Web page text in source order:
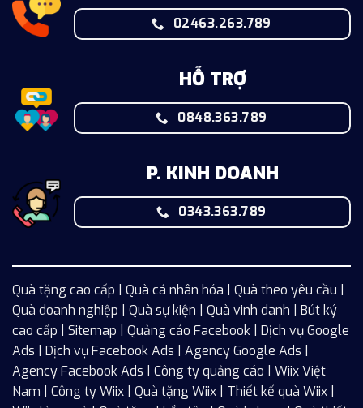
02463.263.789
HỖ TRỢ
0848.363.789
P. KINH DOANH
0343.363.789
Quà tặng cao cấp | Quà cá nhân hóa | Quà theo yêu cầu |
Quà doanh nghiệp | Quà sự kiện | Quà vinh danh | Bút ký
cao cấp | Sitemap | Quảng cáo Facebook | Dịch vụ Google
Ads
Dịch vụ Facebook Ads | Agency Google Ads |
Agency Facebook Ads | Công ty quảng cáo | WiixViệt
Nam | Công ty Wiix | Quà tặng Wiix | Thiết kế quà Wiix |